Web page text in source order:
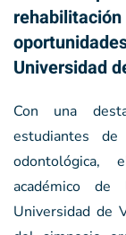
Universidad
Con una
estudiantes
odontológica,
académico
Universidad de